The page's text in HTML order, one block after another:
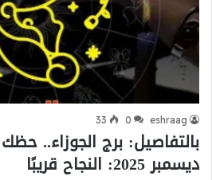
eshraag
0
33
ديسمبر 2025: النجاح قريبًا